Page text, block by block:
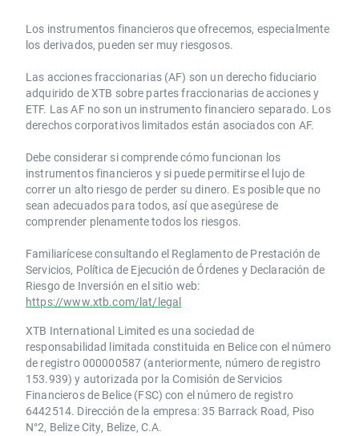
Los instrumentos financieros que ofrecemos, especialmente
los derivados, pueden ser muy riesgosos.
Las acciones fraccionarias (AF) son un derecho fiduciario
adquirido de XTB sobre partes fraccionarias de acciones y
ETF. Las AF no son un instrumento financiero separado. Los
derechos corporativos limitados están asociados con AF.
Debe considerar si comprende cómo funcionan los
instrumentos financieros y si puede permitirse el lujo de
correr un alto riesgo de perder su dinero. Es posible que no
sean adecuados para todos, así que asegúrese de
comprender plenamente todos los riesgos.
Familiarícese consultando el Reglamento de Prestación de
Servicios, Política de Ejecución de Órdenes y Declaración de
Riesgo de Inversión en el sitio web:
https://www.xtb.com/lat/legal
XTB International Limited es una sociedad de
responsabilidad limitada constituida en Belice con el número
de registro 000000587 (anteriormente, número de registro
153.939) y autorizada por la Comisión de Servicios
Financieros de Belice (FSC) con el número de registro
6442514. Dirección de la empresa: 35 Barrack Road, Piso
N°2, Belize City, Belize, C.A.